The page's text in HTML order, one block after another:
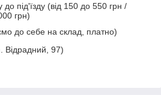
під'їзду (від 150 до 550 грн /
грн)
до себе на склад, платно)
Відрадний, 97)